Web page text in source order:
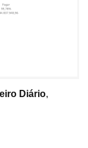
Diário,